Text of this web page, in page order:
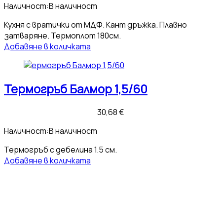
Наличност:В наличност
Кухня с вратички от МДФ. Кант дръжка. Плавно
затваряне. Термоплот 180см.
Добавяне в количката
Термогръб Балмор 1,5/60
30,68€
Наличност:В наличност
Термогръб с дебелина 1.5 см.
Добавяне в количката